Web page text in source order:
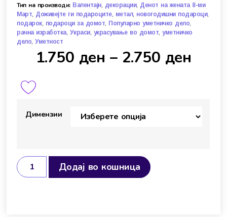
Тип на производи: Валентајн, декорации, Денот на жената 8-ми
Март, Доживејте ги подароците, метал, новогодишни подароци,
подарок, подароци за домот, Популарно уметничко дело,
рачна изработка, Украси, украсување во домот,уметничко
дело,Уметност
1.750 ден – 2.750 ден
Димензии
Додај во кошница